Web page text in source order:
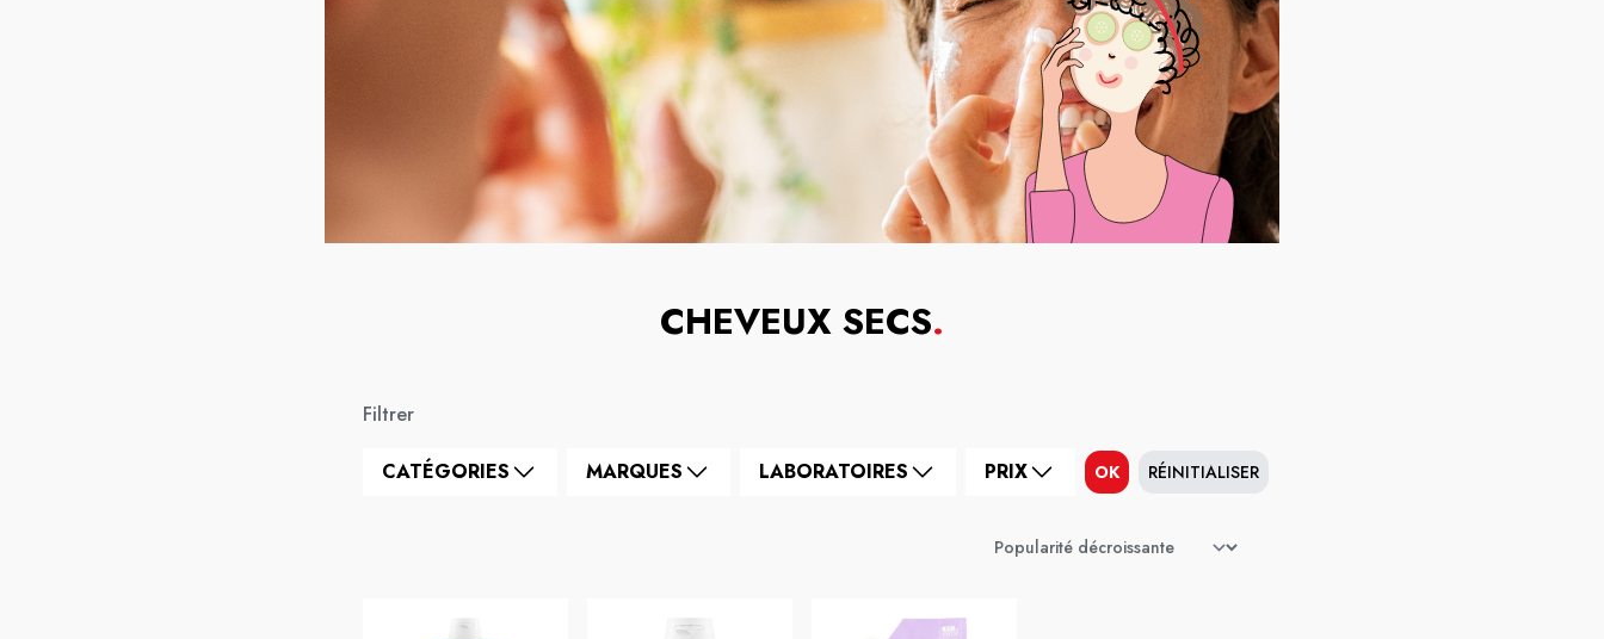
CHEVEUX SECS.
Filtrer
CATÉGORIES MARQUES LABORATOIRES PRIX OK RÉINITIALISER